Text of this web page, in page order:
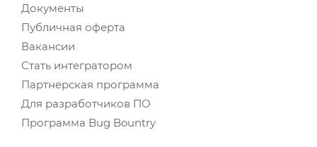
Документы
Публичная оферта
Вакансии
Стать интегратором
Партнерская программа
Для разработчиков ПО
Программа Bug Bountry